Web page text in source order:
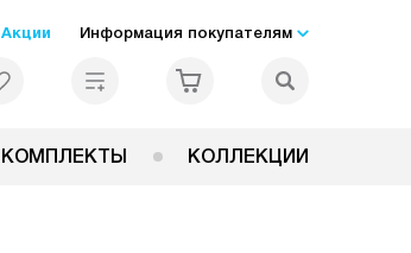
Акции Информация покупателям
КОМПЛЕКТЫ КОЛЛЕКЦИИ